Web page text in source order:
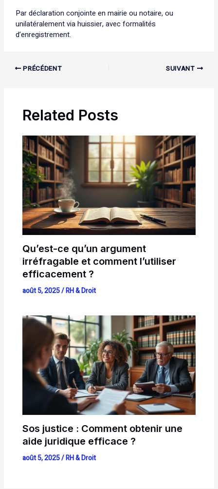
Par déclaration conjointe en mairie ou notaire, ou
unilatéralement via huissier, avec formalités
d’enregistrement.
PRÉCÉDENT SUIVANT
Related Posts
Qu’est-ce qu’un argument
irréfragable et comment l’utiliser
efficacement ?
août 5, 2025/RH & Droit
Sos justice : Comment obtenir une
aide juridique efficace ?
août 5, 2025/RH & Droit